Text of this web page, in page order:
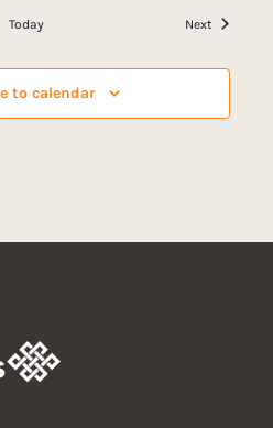
Today Next Events
to calendar